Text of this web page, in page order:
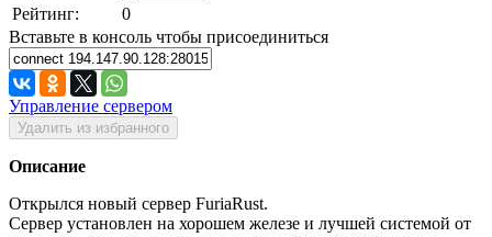
Рейтинг:
0
Вставьте в консоль чтобы присоединиться
Управление сервером
Удалить из избранного
Описание
Открылся новый сервер FuriaRust.
Сервер установлен на хорошем железе и лучшей системой от